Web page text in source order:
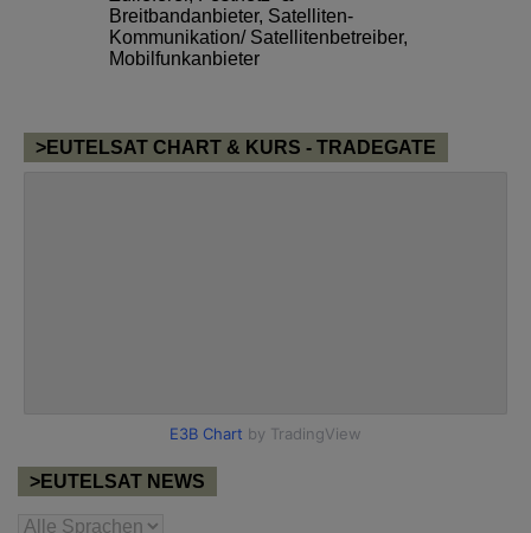
Breitbandanbieter, Satelliten-
Kommunikation/ Satellitenbetreiber,
Mobilfunkanbieter
>EUTELSAT CHART & KURS - TRADEGATE
>EUTELSAT NEWS